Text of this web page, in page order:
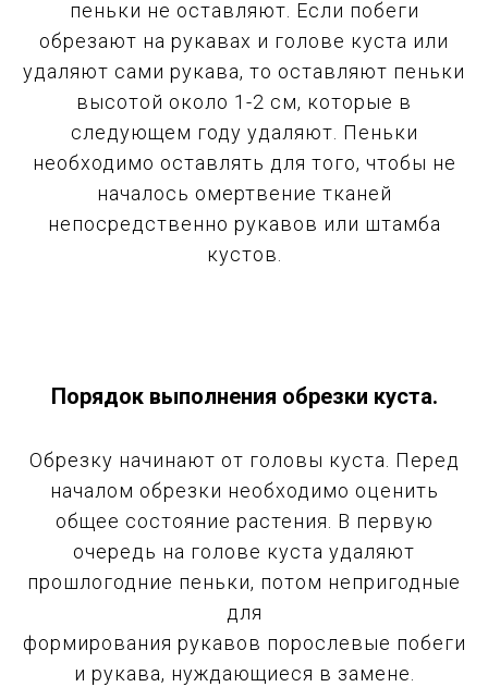
пеньки не оставляют. Если побеги
обрезают на рукавах и голове куста или
удаляют сами рукава, то оставляют пеньки
высотой около 1-2 см, которые в
следующем году удаляют. Пеньки
необходимо оставлять для того, чтобы не
началось омертвение тканей
непосредственно рукавов или штамба
кустов.
Порядок выполнения обрезки куста.
Обрезку начинают от головы куста. Перед
началом обрезки необходимо оценить
общее состояние растения. В первую
очередь на голове куста удаляют
прошлогодние пеньки, потом непригодные
для
формирования рукавов порослевые побеги
и рукава, нуждающиеся в замене.